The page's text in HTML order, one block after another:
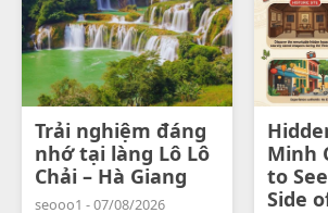
Trải nghiệm đáng
nhớ tại làng Lô Lô
Chải – Hà Giang
seooo1 - 07/08/2026
Minh
to
Side